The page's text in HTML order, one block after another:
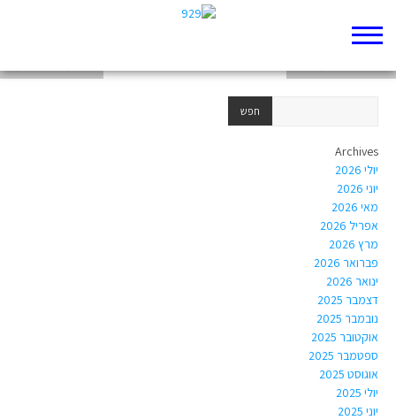
Archives
יולי 2026
יוני 2026
מאי 2026
אפריל 2026
מרץ 2026
פברואר 2026
ינואר 2026
דצמבר 2025
נובמבר 2025
אוקטובר 2025
ספטמבר 2025
אוגוסט 2025
יולי 2025
יוני 2025